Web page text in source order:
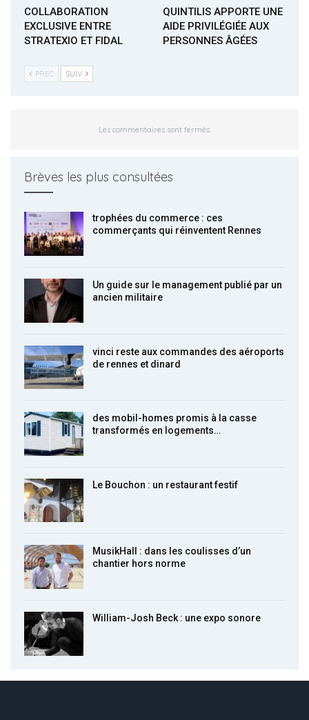
COLLABORATION
EXCLUSIVE ENTRE
STRATEXIO ET FIDAL
QUINTILIS APPORTE UNE
AIDE PRIVILÉGIÉE AUX
PERSONNES ÂGÉES
PREC SUIV
Les commentaires sont fermés.
Brèves les plus consultées
trophées du commerce : ces
commerçants qui réinventent Rennes
Un guide sur le management publié par un
ancien militaire
vinci reste aux commandes des aéroports
de rennes et dinard
des mobil-homes promis à la casse
transformés en logements…
Le Bouchon : un restaurant festif
MusikHall : dans les coulisses d’un
chantier hors norme
William-Josh Beck : une expo sonore